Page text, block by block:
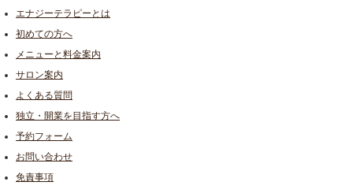
エナジーテラピーとは
初めての方へ
メニューと料金案内
サロン案内
よくある質問
独立・開業を目指す方へ
予約フォーム
お問い合わせ
免責事項